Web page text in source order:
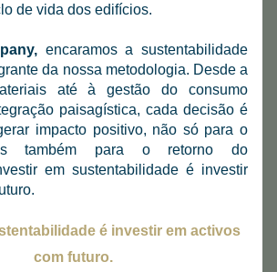
de vida dos edifícios.
encaramos a sustentabilidade
da nossa metodologia. Desde a
até à gestão do consumo
paisagística, cada decisão é
impacto positivo, não só para o
também para o retorno do
em sustentabilidade é investir
é investir em activos
com futuro.